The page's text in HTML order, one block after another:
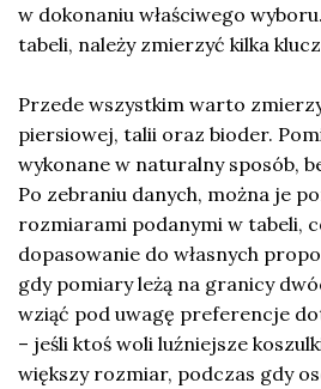
w dokonaniu właściwego
tabeli, należy zmierzyć kilka
Przede wszystkim warto
piersiowej, talii oraz bioder.
wykonane w naturalny sposób,
Po zebraniu danych, można je
rozmiarami podanymi w tabeli,
dopasowanie do własnych
gdy pomiary leżą na granicy
wziąć pod uwagę preferencje
– jeśli ktoś woli luźniejsze
większy rozmiar, podczas gdy